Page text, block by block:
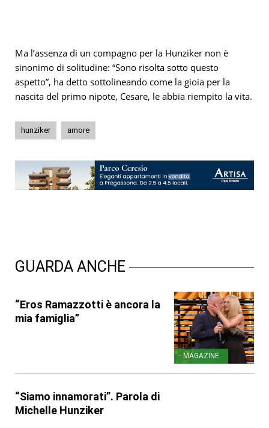
Ma l’assenza di un compagno per la Hunziker non è
sinonimo di solitudine: “Sono risolta sotto questo
aspetto”, ha detto sottolineando come la gioia per la
nascita del primo nipote, Cesare, le abbia riempito la vita.
hunziker amore
GUARDA ANCHE
“Eros Ramazzotti è ancora la
mia famiglia”
MAGAZINE
“Siamo innamorati”. Parola di
Michelle Hunziker